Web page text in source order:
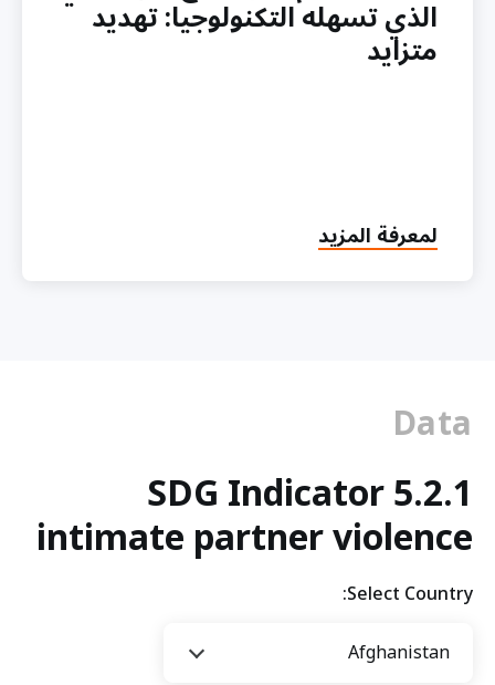
الذي تسهله التكنولوجيا: تهديد
متزايد
لمعرفة المزيد
about
العنف
تسهله
التكنولوجيا:
متزايد
Data
SDG Indicator 5.2.1
intimate partner violence
Select Country:
Afghanistan